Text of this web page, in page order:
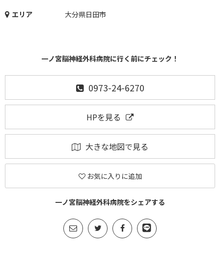
エリア 大分県日田市
一ノ宮脳神経外科病院に行く前にチェック！
0973-24-6270
HPを見る
大きな地図で見る
お気に入りに追加
一ノ宮脳神経外科病院をシェアする